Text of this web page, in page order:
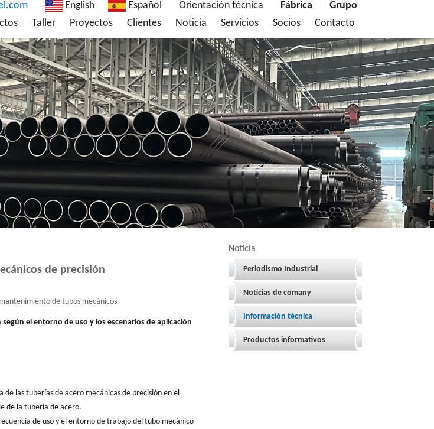
English Español Orientación técnica Fábrica
Grupo
Taller Proyectos Clientes Noticia Servicios Socios Contacto
Noticia
Periodismo Industrial
Noticias de comany
Información técnica
Productos informativos
de precisión
de tubos mecánicos
según el entorno de uso y los escenarios de aplicación
las tuberías de acero mecánicas de precisión en el
de la tubería de acero.
de uso y el entorno de trabajo del tubo mecánico